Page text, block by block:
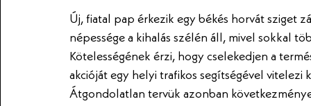
Új, fiatal pap érkezik egy békés horvát sziget
népessége a kihalás szélén áll, mivel sokkal
Kötelességének érzi, hogy cselekedjen a
akcióját egy helyi trafikos segítségével
Átgondolatlan tervük azonban